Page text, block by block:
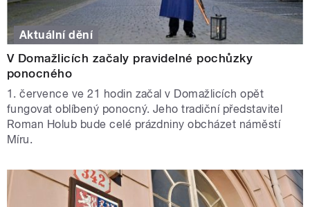
Aktuální dění
V Domažlicích začaly pravidelné pochůzky
ponocného
1. července ve 21 hodin začal v Domažlicích opět
fungovat oblíbený ponocný. Jeho tradiční představitel
Roman Holub bude celé prázdniny obcházet náměstí
Míru.